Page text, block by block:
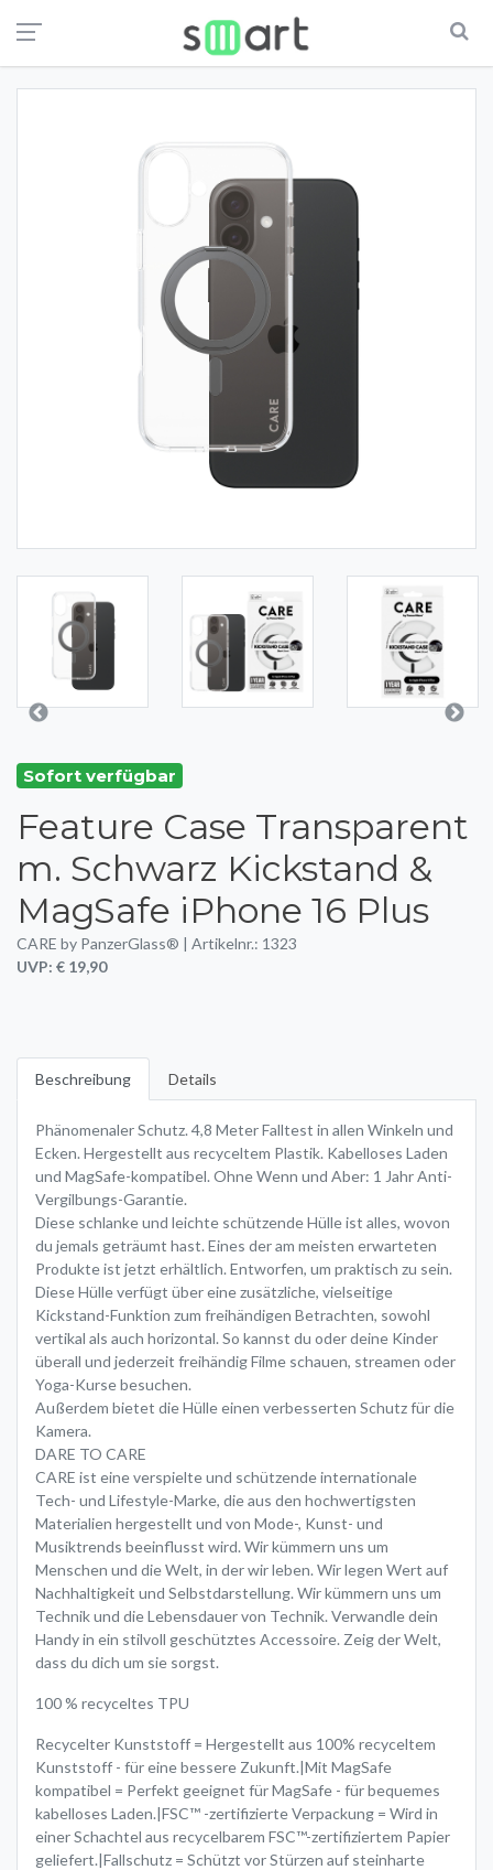
Sofort verfügbar
Feature Case Transparent
m. Schwarz Kickstand &
MagSafe iPhone 16 Plus
CARE by PanzerGlass® | Artikelnr.: 1323
UVP: € 19,90
Beschreibung Details
Phänomenaler Schutz. 4,8 Meter Falltest in allen Winkeln und
Ecken. Hergestellt aus recyceltem Plastik. Kabelloses Laden
und MagSafe-kompatibel. Ohne Wenn und Aber: 1 Jahr Anti-
Vergilbungs-Garantie.
Diese schlanke und leichte schützende Hülle ist alles, wovon
du jemals geträumt hast. Eines der am meisten erwarteten
Produkte ist jetzt erhältlich. Entworfen, um praktisch zu sein.
Diese Hülle verfügt über eine zusätzliche, vielseitige
Kickstand-Funktion zum freihändigen Betrachten, sowohl
vertikal als auch horizontal. So kannst du oder deine Kinder
überall und jederzeit freihändig Filme schauen, streamen oder
Yoga-Kurse besuchen.
Außerdem bietet die Hülle einen verbesserten Schutz für die
Kamera.
DARE TO CARE
CARE ist eine verspielte und schützende internationale
Tech- und Lifestyle-Marke, die aus den hochwertigsten
Materialien hergestellt und von Mode-, Kunst- und
Musiktrends beeinflusst wird. Wir kümmern uns um
Menschen und die Welt, in der wir leben. Wir legen Wert auf
Nachhaltigkeit und Selbstdarstellung. Wir kümmern uns um
Technik und die Lebensdauer von Technik. Verwandle dein
Handy in ein stilvoll geschütztes Accessoire. Zeig der Welt,
dass du dich um sie sorgst.
100 % recyceltes TPU
Recycelter Kunststoff = Hergestellt aus 100% recyceltem
Kunststoff - für eine bessere Zukunft.|Mit MagSafe
kompatibel = Perfekt geeignet für MagSafe - für bequemes
kabelloses Laden.|FSC™ -zertifizierte Verpackung = Wird in
einer Schachtel aus recycelbarem FSC™-zertifiziertem Papier
geliefert.|Fallschutz = Schützt vor Stürzen auf steinharte